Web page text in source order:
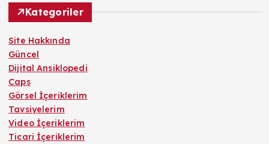
Kategoriler
Site Hakkında
Güncel
Dijital Ansiklopedi
Caps
Görsel İçeriklerim
Tavsiyelerim
Video İçeriklerim
Ticari İçeriklerim